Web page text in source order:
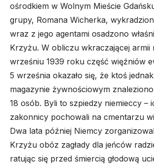
ośrodkiem w Wolnym Mieście
grupy, Romana Wicherka,
wraz z jego agentami osadzono
Krzyżu. W obliczu wkraczającej armii
wrześniu 1939 roku część więźniów
5 września okazało się, że ktoś
magazynie żywnościowym
18 osób. Byli to szpiedzy niemieccy –
zakonnicy pochowali na cmentarzu
Dwa lata później Niemcy
Krzyżu obóz zagłady dla jeńców
ratując się przed śmiercią głodową